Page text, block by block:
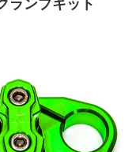
ランプキット